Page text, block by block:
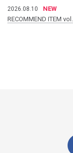
2026.08.10
NEW
RECOMMEND ITEM